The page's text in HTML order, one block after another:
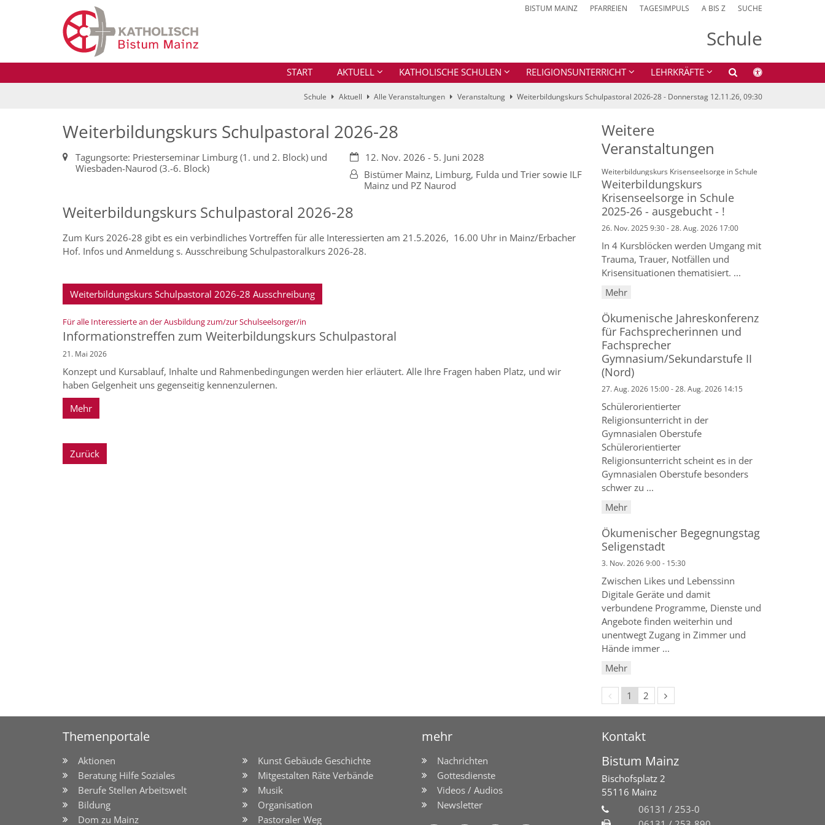
BISTUM MAINZ PFARREIEN TAGESIMPULS A BIS Z SUCHE
Schule
START AKTUELL KATHOLISCHE SCHULEN RELIGIONSUNTERRICHT LEHRKRÄFTE
Schule Aktuell Alle Veranstaltungen Veranstaltung Weiterbildungskurs Schulpastoral 2026-28 - Donnerstag 12.11.26, 09:30
Weiterbildungskurs Schulpastoral 2026-28
Datum:12. Nov. 2026 - 5. Juni 2028
Von:Bistümer Mainz, Limburg, Fulda und Trier sowie ILF
Mainz und PZ Naurod
Ort:Tagungsorte: Priesterseminar Limburg (1. und 2. Block) und
Wiesbaden-Naurod (3.-6. Block)
Weiterbildungskurs Schulpastoral 2026-28
Zum Kurs 2026-28 gibt es ein verbindliches Vortreffen für alle Interessierten am 21.5.2026, 16.00 Uhr in Mainz/Erbacher
Hof. Infos und Anmeldung s. Ausschreibung Schulpastoralkurs 2026-28.
Weiterbildungskurs Schulpastoral 2026-28 Ausschreibung
Für alle Interessierte an der Ausbildung zum/zur Schulseelsorger/in
Informationstreffen zum Weiterbildungskurs Schulpastoral
21. Mai 2026
Konzept und Kursablauf, Inhalte und Rahmenbedingungen werden hier erläutert. Alle Ihre Fragen haben Platz, und wir
haben Gelgenheit uns gegenseitig kennenzulernen.
Mehr
Zurück
Weitere
Veranstaltungen
Weiterbildungskurs Krisenseelsorge in Schule:
Weiterbildungskurs
Krisenseelsorge in Schule
2025-26 - ausgebucht - !
26. Nov. 2025 9:30 - 28. Aug. 2026 17:00
In 4 Kursblöcken werden Umgang mit
Trauma, Trauer, Notfällen und
Krisensituationen thematisiert. ...
Mehr
Ökumenische Jahreskonferenz
für Fachsprecherinnen und
Fachsprecher
Gymnasium/Sekundarstufe II
(Nord)
27. Aug. 2026 15:00 - 28. Aug. 2026 14:15
Schülerorientierter
Religionsunterricht in der
Gymnasialen Oberstufe
Schülerorientierter
Religionsunterricht scheint es in der
Gymnasialen Oberstufe besonders
schwer zu ...
Mehr
Ökumenischer Begegnungstag
Seligenstadt
3. Nov. 2026 9:00 - 15:30
Zwischen Likes und Lebenssinn
Digitale Geräte und damit
verbundene Programme, Dienste und
Angebote finden weiterhin und
unentwegt Zugang in Zimmer und
Hände immer ...
Mehr
Vorherige Seite
1 2 Nächste Seite
Themenportale mehr Kontakt
Aktionen
Beratung Hilfe Soziales
Berufe Stellen Arbeitswelt
Bildung
Dom zu Mainz
Kunst Gebäude Geschichte
Mitgestalten Räte Verbände
Musik
Organisation
Pastoraler Weg
Nachrichten
Gottesdienste
Videos / Audios
Newsletter
Bistum Mainz
Bischofsplatz 2
55116 Mainz
06131 / 253-0